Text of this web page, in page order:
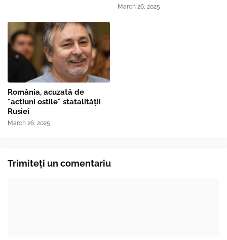
March 26, 2025
România, acuzată de
"acțiuni ostile" statalității
Rusiei
March 26, 2025
Trimiteți un comentariu